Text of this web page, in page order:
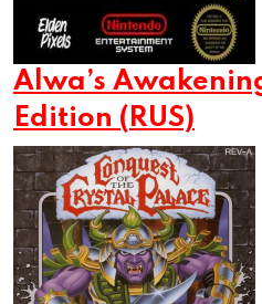
Alwa’s
Edition (RUS)